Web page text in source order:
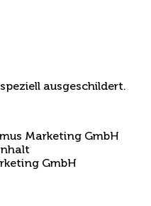
ausgeschildert.
GmbH